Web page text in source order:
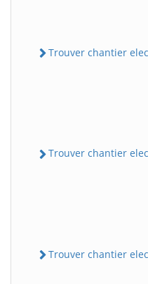
Trouver chantier
Trouver chantier
Trouver chantier